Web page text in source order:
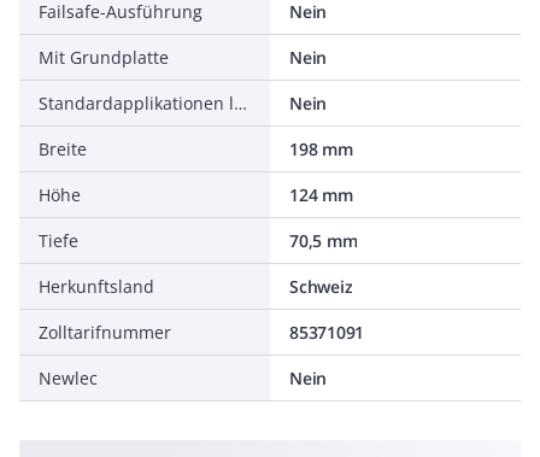
Failsafe-Ausführung
Nein
Mit Grundplatte
Nein
Standardapplikationen lieferbar
Nein
Breite
198 mm
Höhe
124 mm
Tiefe
70,5 mm
Herkunftsland
Schweiz
Zolltarifnummer
85371091
Newlec
Nein